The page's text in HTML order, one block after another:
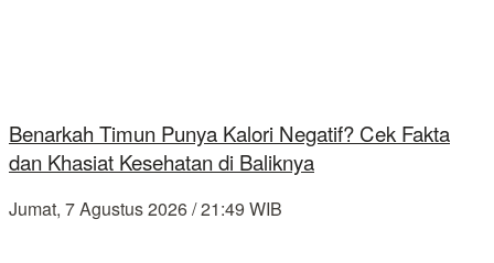
Benarkah Timun Punya Kalori Negatif? Cek Fakta
dan Khasiat Kesehatan di Baliknya
Jumat, 7 Agustus 2026 / 21:49 WIB